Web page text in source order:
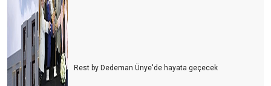
Rest by Dedeman Ünye'de hayata geçecek